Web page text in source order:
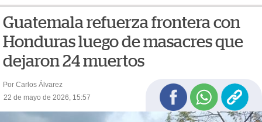
Guatemala refuerza frontera con
Honduras luego de masacres que
dejaron 24 muertos
Por Carlos Álvarez
22 de mayo de 2026, 15:57